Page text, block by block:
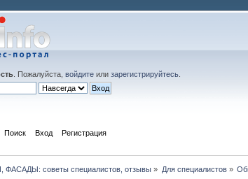
. Пожалуйста,войдите илизарегистрируйтесь
Поиск Вход Регистрация
советы специалистов, отзывы » Для специалистов»